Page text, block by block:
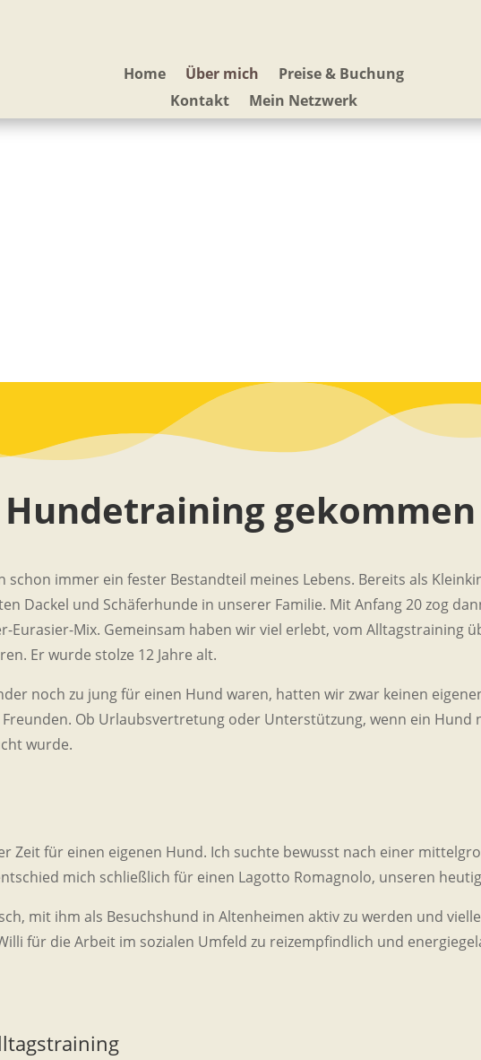
Home Über mich
Preise & Buchung
Kontakt
Mein Netzwerk
immer ein fester Bestandteil meines Lebens. Bereits als
Dackel und Schäferhunde in unserer Familie. Mit Anfang 20 zog
Eurasier-Mix. Gemeinsam haben wir viel erlebt, vom Alltagstraining
Er wurde stolze 12 Jahre alt.
noch zu jung für einen Hund waren, hatten wir zwar keinen
Ob Urlaubsvertretung oder Unterstützung, wenn ein Hund
wurde.
Zeit für einen eigenen Hund. Ich suchte bewusst nach einer
mich schließlich für einen Lagotto Romagnolo, unseren
mit ihm als Besuchshund in Altenheimen aktiv zu werden und
für die Arbeit im sozialen Umfeld zu reizempfindlich und